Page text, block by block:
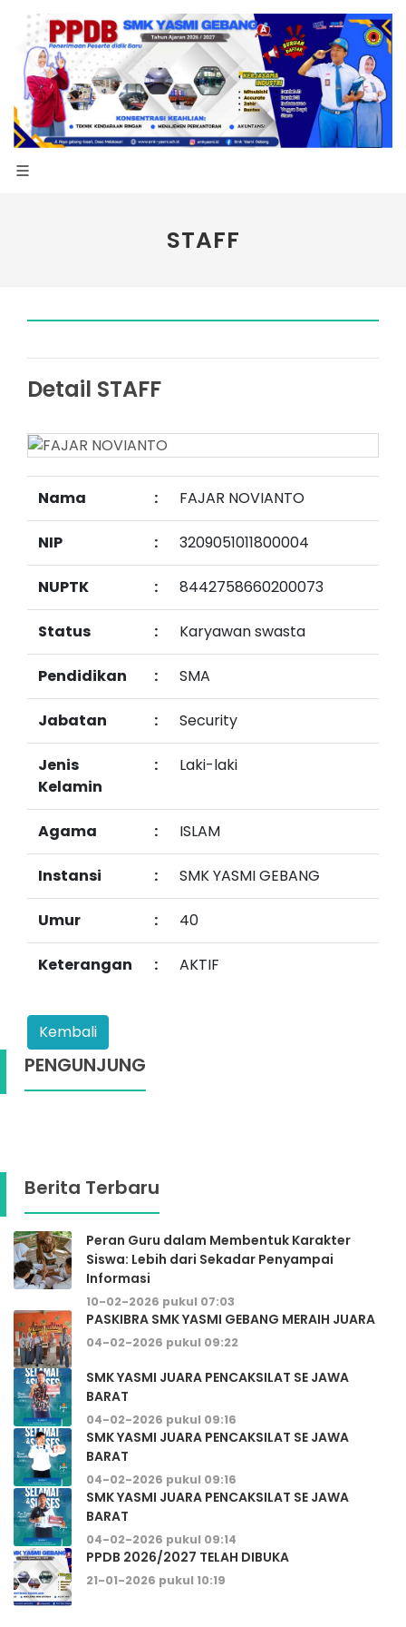
STAFF
Detail STAFF
Nama : FAJAR NOVIANTO
NIP : 3209051011800004
NUPTK : 8442758660200073
Status : Karyawan swasta
Pendidikan : SMA
Jabatan : Security
Jenis
Kelamin
: Laki-laki
Agama : ISLAM
Instansi : SMK YASMI GEBANG
Umur : 40
Keterangan : AKTIF
PENGUNJUNG
Berita Terbaru
Peran Guru dalam Membentuk Karakter
Siswa: Lebih dari Sekadar Penyampai
Informasi
10-02-2026 pukul 07:03
PASKIBRA SMK YASMI GEBANG MERAIH JUARA
04-02-2026 pukul 09:22
SMK YASMI JUARA PENCAKSILAT SE JAWA
BARAT
04-02-2026 pukul 09:16
SMK YASMI JUARA PENCAKSILAT SE JAWA
BARAT
04-02-2026 pukul 09:16
SMK YASMI JUARA PENCAKSILAT SE JAWA
BARAT
04-02-2026 pukul 09:14
PPDB 2026/2027 TELAH DIBUKA
21-01-2026 pukul 10:19